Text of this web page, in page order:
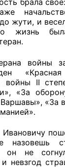
брала
жути, и
жизнь
войны
войны II
«За
«За
Ивановичу
назовешь
он не
невзгод